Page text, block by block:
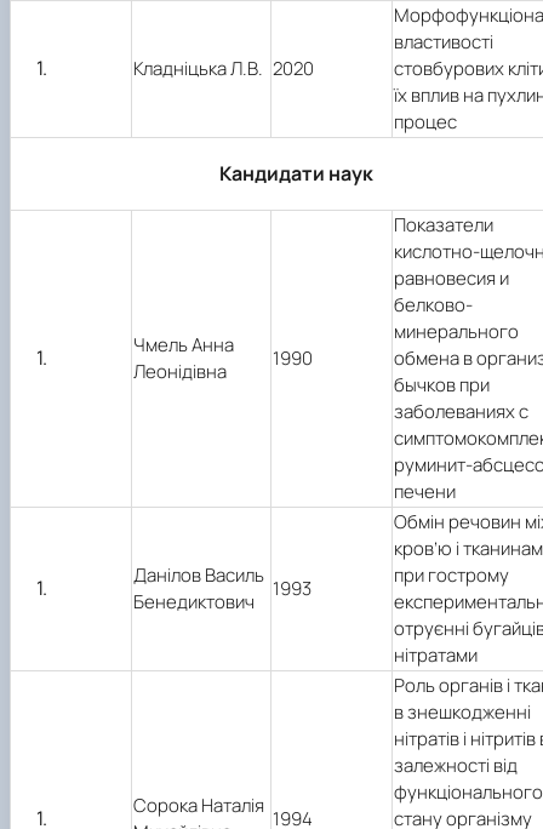
Кладніцька Л.В. 2020
властивості
стовбурових
їх вплив на
процес
Кандидати наук
Чмель Анна
Леонідівна
1990
Показатели
кислотно-
равновесия и
белково-
минерального
обмена в
бычков при
заболеваниях с
руминит-
печени
Данілов Василь
Бенедиктович
1993
Обмін речовин
кров’ю і
при гострому
отруєнні
нітратами
Сорока Наталія
1994
Роль органів і
в знешкодженні
нітратів і нітритів
залежності від
функціонального
стану організму